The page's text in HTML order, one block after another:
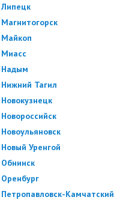
Липецк
Магнитогорск
Майкоп
Миасс
Надым
Нижний Тагил
Новокузнецк
Новороссийск
Новоульяновск
Новый Уренгой
Обнинск
Оренбург
Петропавловск-Камчатский